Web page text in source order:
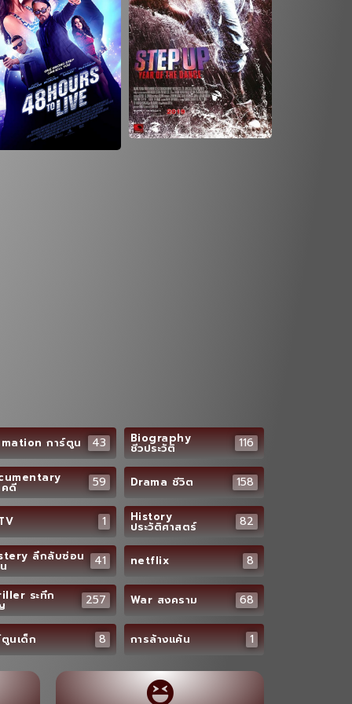
การ์ตูน 43 Biography
ชีวประวัติ 116
คดี 59 Drama ชีวิต 158
1 History
ประวัติศาสตร์ 82
ลึกลับซ่อน 41 netflix 8
ระทึก 257 War สงคราม 68
นเด็ก 8 การล้างแค้น 1